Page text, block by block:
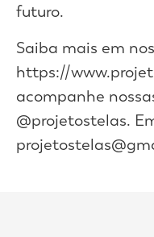
futuro.
Saiba mais em
https://
acompanhe
@projetostelas.